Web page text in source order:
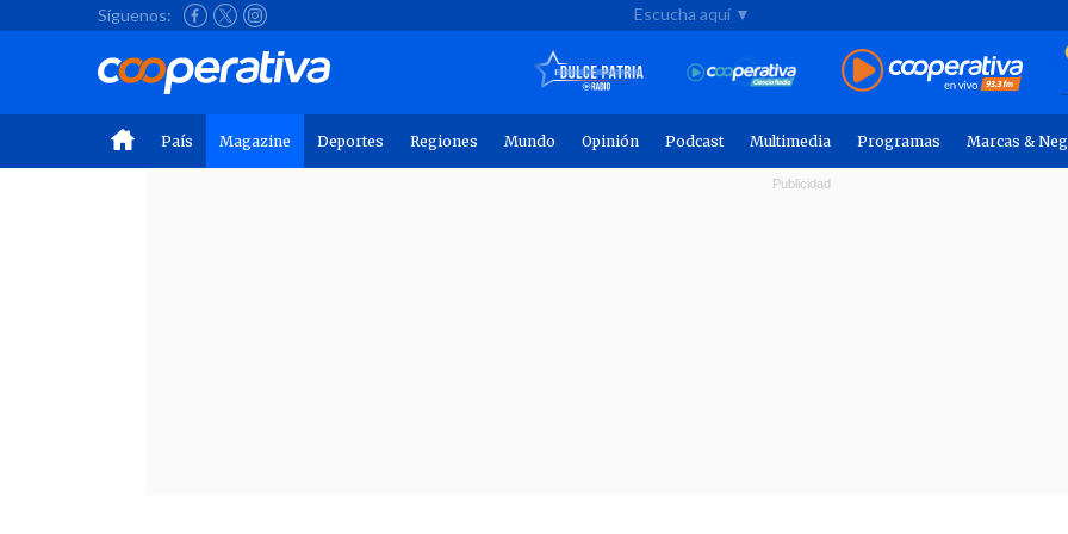
Síguenos: Escucha aquí ▼
País Magazine Deportes Regiones Mundo Opinión Podcast Multimedia Programas Marcas &